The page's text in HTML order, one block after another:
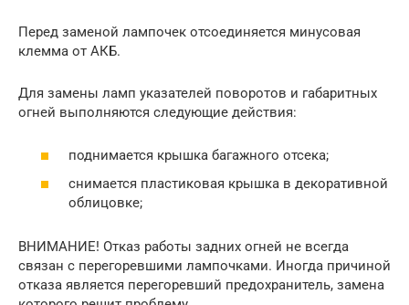
Перед заменой лампочек отсоединяется минусовая
клемма от АКБ.
Для замены ламп указателей поворотов и габаритных
огней выполняются следующие действия:
поднимается крышка багажного отсека;
снимается пластиковая крышка в декоративной
облицовке;
ВНИМАНИЕ! Отказ работы задних огней не всегда
связан с перегоревшими лампочками. Иногда причиной
отказа является перегоревший предохранитель, замена